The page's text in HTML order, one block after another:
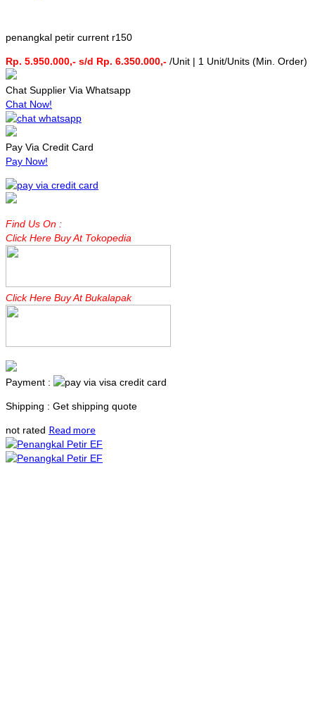
penangkal petir current r150
Rp. 5.950.000,- s/d Rp. 6.350.000,- /Unit | 1 Unit/Units (Min. Order)
Chat Supplier Via Whatsapp
Chat Now!
Pay Via Credit Card
Pay Now!
Find Us On :
Click Here Buy At Tokopedia
Click Here Buy At Bukalapak
Payment :
Shipping : Get shipping quote
not rated Read more